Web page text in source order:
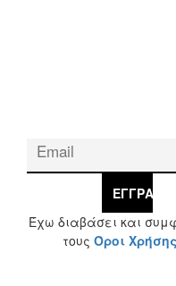
ΕΓΓΡΑΦΉ
Έχω διαβάσει και
τους Όροι